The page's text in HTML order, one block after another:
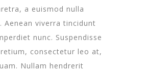
a euismod nulla
Aenean viverra tincidunt
nunc. Suspendisse
consectetur leo at,
Nullam hendrerit